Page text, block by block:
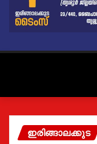
ഇരിങ്ങാലക്കുട